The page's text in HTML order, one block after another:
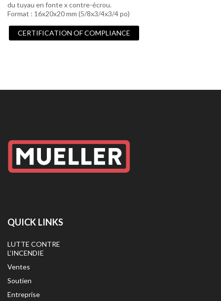
du tuyau en fonte x contre-écrou.
Format : 16x20x20 mm (5/8x3/4x3/4 po)
CERTIFICATION OF COMPLIANCE
QUICK LINKS
LUTTE CONTRE
L’INCENDIE
Ventes
Soutien
Entreprise